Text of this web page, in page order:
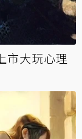
市大玩心理